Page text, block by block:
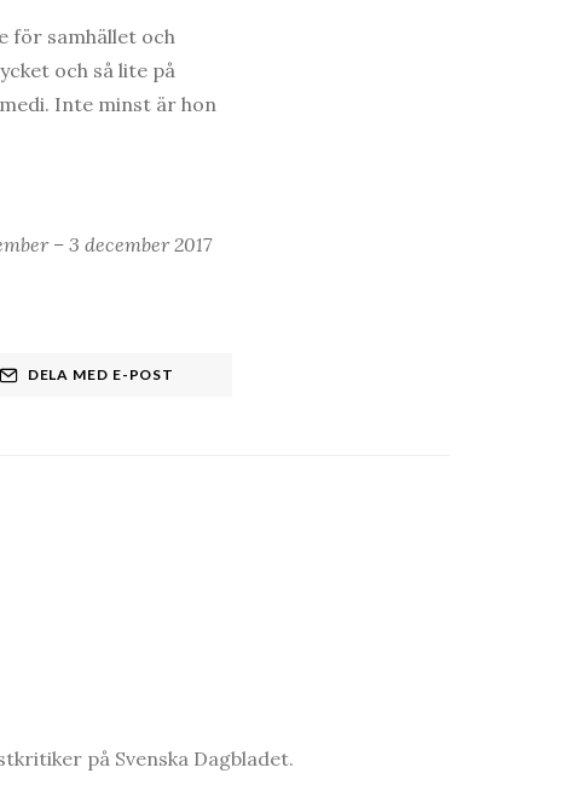
för samhället och
och så lite på
Inte minst är hon
– 3 december 2017
DELA MED E-POST
på Svenska Dagbladet.